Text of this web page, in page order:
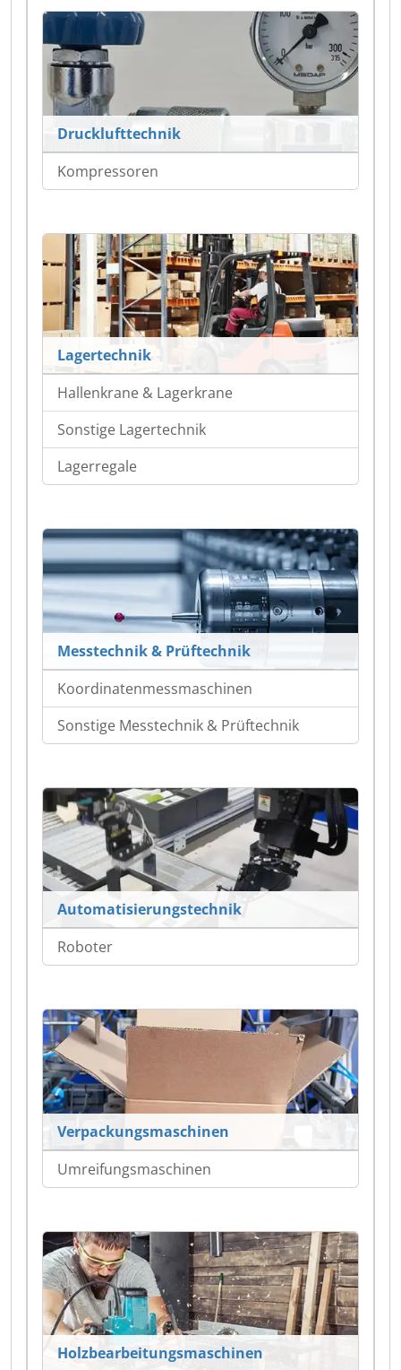
Drucklufttechnik
Kompressoren
Lagertechnik
Hallenkrane & Lagerkrane
Sonstige Lagertechnik
Lagerregale
Messtechnik & Prüftechnik
Koordinatenmessmaschinen
Sonstige Messtechnik & Prüftechnik
Automatisierungstechnik
Roboter
Verpackungsmaschinen
Umreifungsmaschinen
Holzbearbeitungsmaschinen